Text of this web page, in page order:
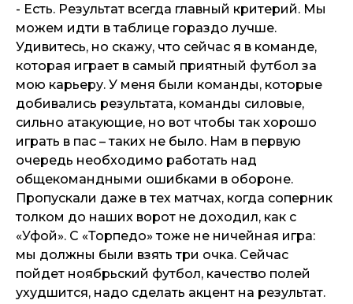
- Есть. Результат всегда главный критерий. Мы
можем идти в таблице гораздо лучше.
Удивитесь, но скажу, что сейчас я в команде,
которая играет в самый приятный футбол за
мою карьеру. У меня были команды, которые
добивались результата, команды силовые,
сильно атакующие, но вот чтобы так хорошо
играть в пас – таких не было. Нам в первую
очередь необходимо работать над
общекомандными ошибками в обороне.
Пропускали даже в тех матчах, когда соперник
толком до наших ворот не доходил, как с
«Уфой». С «Торпедо» тоже не ничейная игра:
мы должны были взять три очка. Сейчас
пойдет ноябрьский футбол, качество полей
ухудшится, надо сделать акцент на результат.